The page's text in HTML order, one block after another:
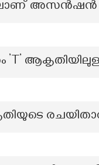
അസൻഷൻ
’T’
കൃതിയുടെ